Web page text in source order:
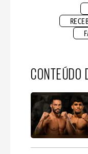
CONTEÚDO